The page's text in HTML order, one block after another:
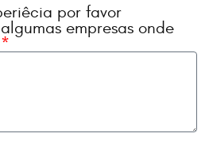
por favor
empresas onde